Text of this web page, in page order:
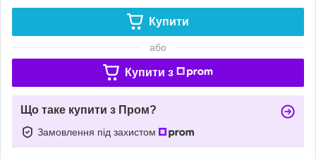
Купити
або
Купити з
Що таке купити з Пром?
Замовлення під захистом